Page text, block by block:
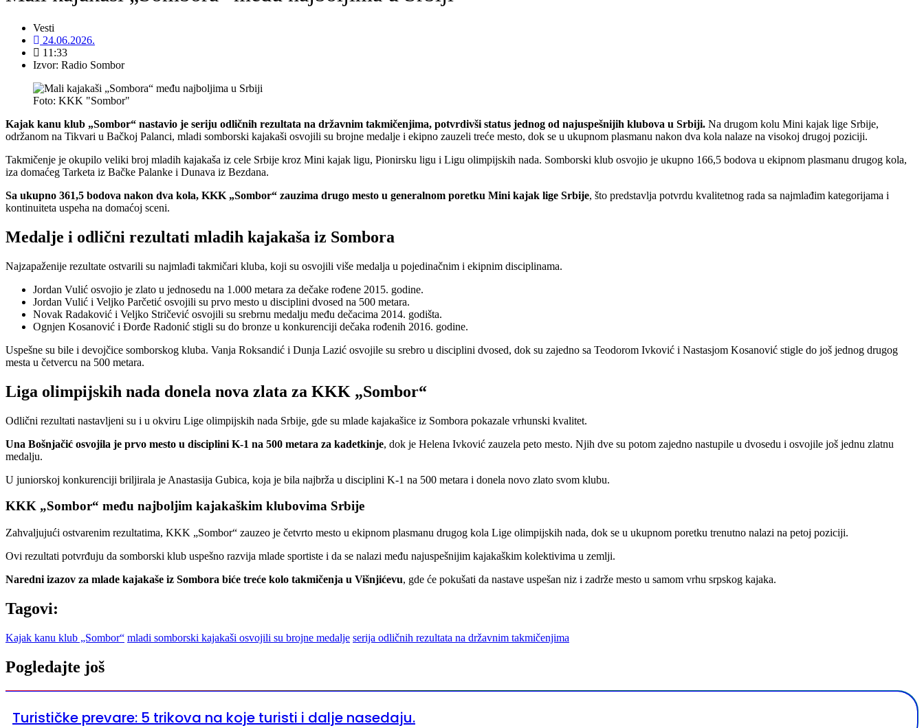
Vesti
24.06.2026.
11:33
Izvor: Radio Sombor
Foto: KKK "Sombor"
Kajak kanu klub „Sombor“ nastavio je seriju odličnih rezultata na državnim takmičenjima, potvrdivši status jednog od najuspešnijih klubova u Srbiji. Na drugom kolu Mini kajak lige Srbije,
održanom na Tikvari u Bačkoj Palanci, mladi somborski kajakaši osvojili su brojne medalje i ekipno zauzeli treće mesto, dok se u ukupnom plasmanu nakon dva kola nalaze na visokoj drugoj poziciji.
Takmičenje je okupilo veliki broj mladih kajakaša iz cele Srbije kroz Mini kajak ligu, Pionirsku ligu i Ligu olimpijskih nada. Somborski klub osvojio je ukupno 166,5 bodova u ekipnom plasmanu drugog kola,
iza domaćeg Tarketa iz Bačke Palanke i Dunava iz Bezdana.
Sa ukupno 361,5 bodova nakon dva kola, KKK „Sombor“ zauzima drugo mesto u generalnom poretku Mini kajak lige Srbije, što predstavlja potvrdu kvalitetnog rada sa najmlađim kategorijama i
kontinuiteta uspeha na domaćoj sceni.
Medalje i odlični rezultati mladih kajakaša iz Sombora
Najzapaženije rezultate ostvarili su najmlađi takmičari kluba, koji su osvojili više medalja u pojedinačnim i ekipnim disciplinama.
Jordan Vulić osvojio je zlato u jednosedu na 1.000 metara za dečake rođene 2015. godine.
Jordan Vulić i Veljko Parčetić osvojili su prvo mesto u disciplini dvosed na 500 metara.
Novak Radaković i Veljko Stričević osvojili su srebrnu medalju među dečacima 2014. godišta.
Ognjen Kosanović i Đorđe Radonić stigli su do bronze u konkurenciji dečaka rođenih 2016. godine.
Uspešne su bile i devojčice somborskog kluba. Vanja Roksandić i Dunja Lazić osvojile su srebro u disciplini dvosed, dok su zajedno sa Teodorom Ivković i Nastasjom Kosanović stigle do još jednog drugog
mesta u četvercu na 500 metara.
Liga olimpijskih nada donela nova zlata za KKK „Sombor“
Odlični rezultati nastavljeni su i u okviru Lige olimpijskih nada Srbije, gde su mlade kajakašice iz Sombora pokazale vrhunski kvalitet.
Una Bošnjačić osvojila je prvo mesto u disciplini K-1 na 500 metara za kadetkinje, dok je Helena Ivković zauzela peto mesto. Njih dve su potom zajedno nastupile u dvosedu i osvojile još jednu zlatnu
medalju.
U juniorskoj konkurenciji briljirala je Anastasija Gubica, koja je bila najbrža u disciplini K-1 na 500 metara i donela novo zlato svom klubu.
KKK „Sombor“ među najboljim kajakaškim klubovima Srbije
Zahvaljujući ostvarenim rezultatima, KKK „Sombor“ zauzeo je četvrto mesto u ekipnom plasmanu drugog kola Lige olimpijskih nada, dok se u ukupnom poretku trenutno nalazi na petoj poziciji.
Ovi rezultati potvrđuju da somborski klub uspešno razvija mlade sportiste i da se nalazi među najuspešnijim kajakaškim kolektivima u zemlji.
Naredni izazov za mlade kajakaše iz Sombora biće treće kolo takmičenja u Višnjićevu, gde će pokušati da nastave uspešan niz i zadrže mesto u samom vrhu srpskog kajaka.
Tagovi:
Kajak kanu klub „Sombor“ mladi somborski kajakaši osvojili su brojne medalje serija odličnih rezultata na državnim takmičenjima
Pogledajte još
Turističke prevare: 5 trikova na koje turisti i dalje nasedaju.